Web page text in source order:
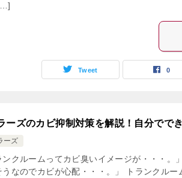
Tweet 0
ーズのカビ抑制対策を解説！自分でで
ーズ
ンクルームってカビ臭いイメージが・・・。
うなのでカビが心配・・・。」 トランクルー